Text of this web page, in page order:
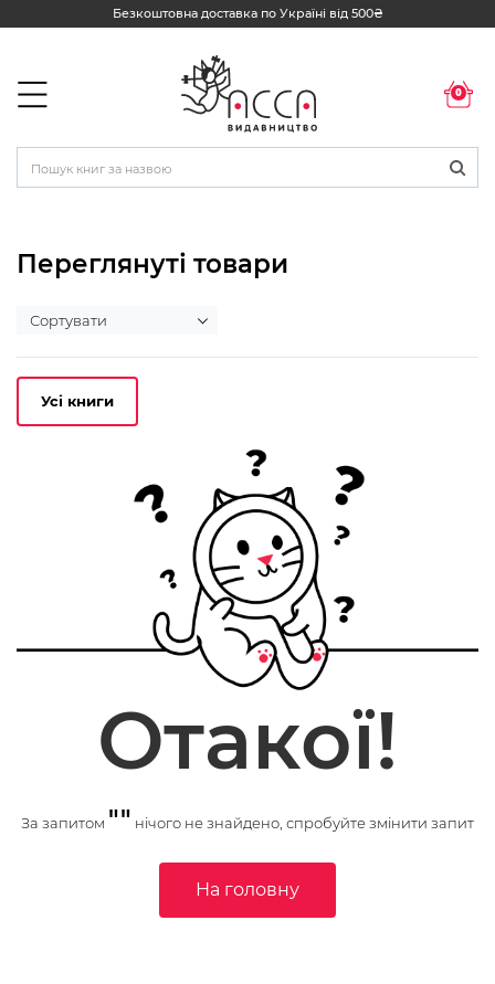
Безкоштовна доставка по Україні від 500₴
0
Переглянуті товари
Усі книги
Отакої!
За запитом "" нічого не знайдено, спробуйте змінити запит
На головну